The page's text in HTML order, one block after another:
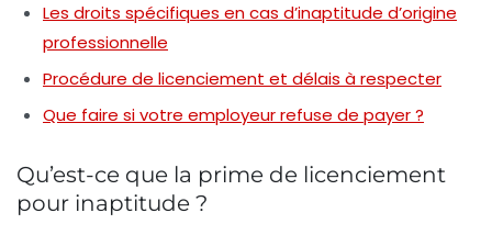
Les droits spécifiques en cas d’inaptitude d’origine
professionnelle
Procédure de licenciement et délais à respecter
Que faire si votre employeur refuse de payer ?
Qu’est-ce que la prime de licenciement
pour inaptitude ?